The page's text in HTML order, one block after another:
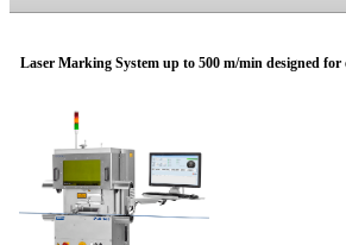
Laser Marking System up to 500 m/min designed for